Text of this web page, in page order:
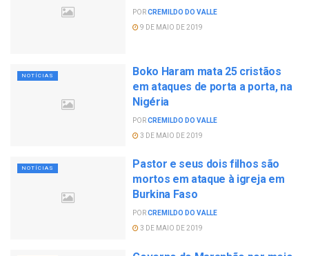
PORCREMILDO DO VALLE
9 DE MAIO DE 2019
NOTÍCIAS
Boko Haram mata 25 cristãos
em ataques de porta a porta, na
Nigéria
PORCREMILDO DO VALLE
3 DE MAIO DE 2019
NOTÍCIAS
Pastor e seus dois filhos são
mortos em ataque à igreja em
Burkina Faso
PORCREMILDO DO VALLE
3 DE MAIO DE 2019